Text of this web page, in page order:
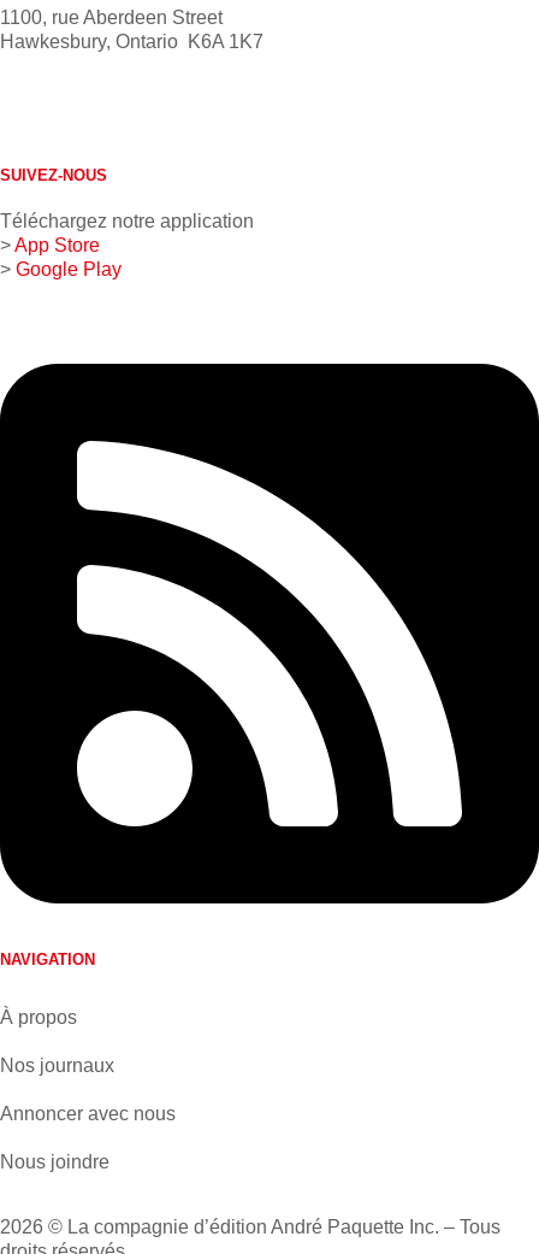
1100, rue Aberdeen Street
Hawkesbury, Ontario K6A 1K7
SUIVEZ-NOUS
Téléchargez notre application
>App Store
> Google Play
NAVIGATION
À propos
Nos journaux
Annoncer avec nous
Nous joindre
2026 © La compagnie d’édition André Paquette Inc. – Tous